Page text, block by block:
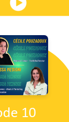
10